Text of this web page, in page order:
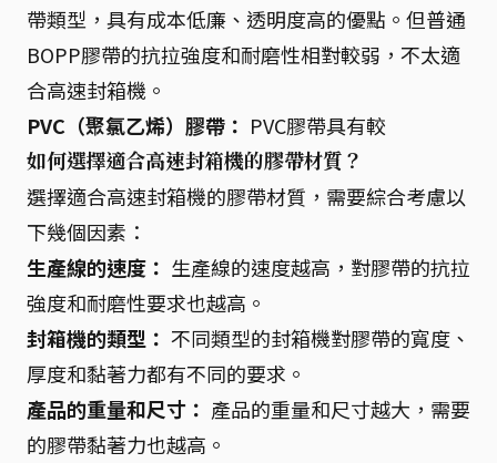
帶類型，具有成本低廉、透明度高的優點。但普通
BOPP膠帶的抗拉強度和耐磨性相對較弱，不太適
合高速封箱機。
PVC（聚氯乙烯）膠帶： PVC膠帶具有較
如何選擇適合高速封箱機的膠帶材質？
選擇適合高速封箱機的膠帶材質，需要綜合考慮以
下幾個因素：
生產線的速度： 生產線的速度越高，對膠帶的抗拉
強度和耐磨性要求也越高。
封箱機的類型： 不同類型的封箱機對膠帶的寬度、
厚度和黏著力都有不同的要求。
產品的重量和尺寸： 產品的重量和尺寸越大，需要
的膠帶黏著力也越高。